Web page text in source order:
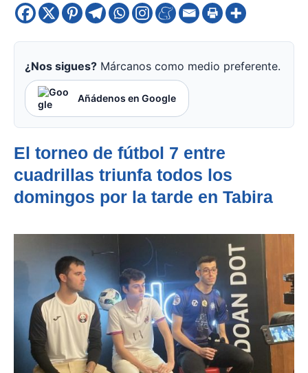
¿Nos sigues? Márcanos como medio preferente.
Añádenos en Google
El torneo de fútbol 7 entre
cuadrillas triunfa todos los
domingos por la tarde en Tabira